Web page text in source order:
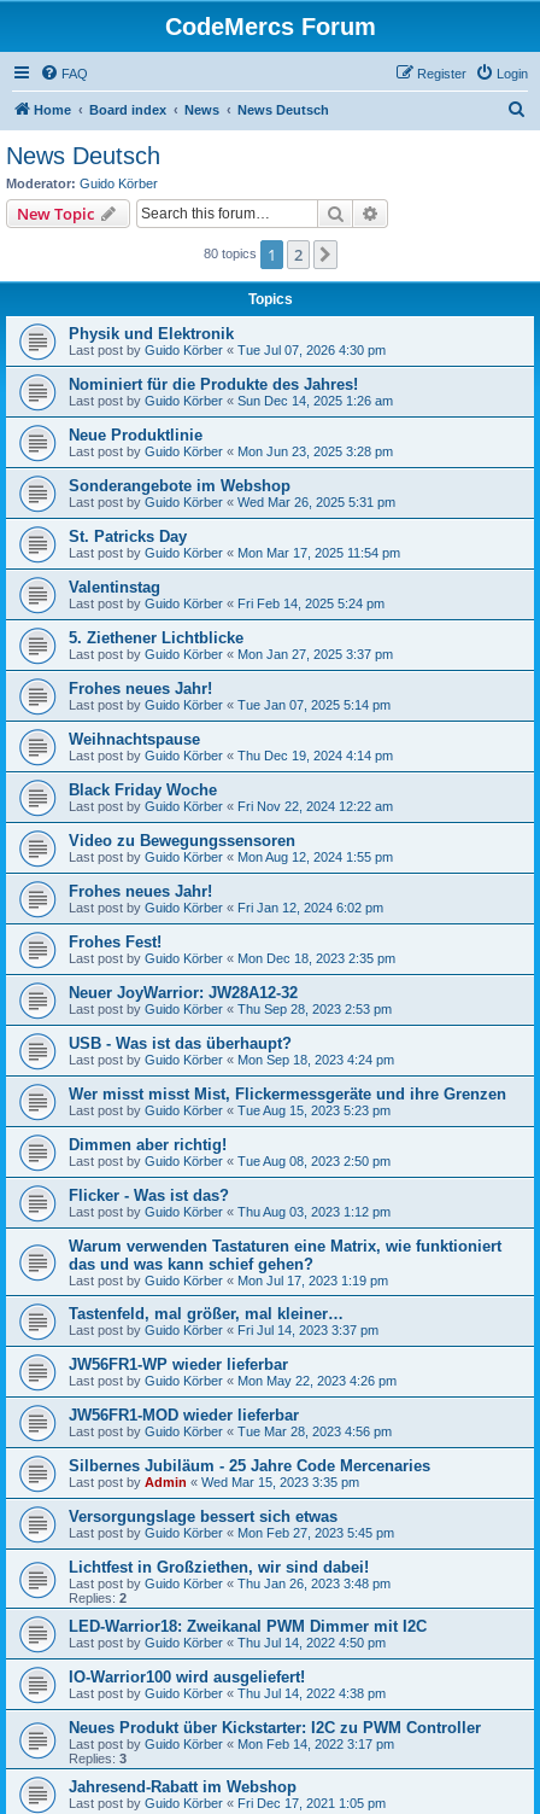
CodeMercs Forum
FAQ Login
Register
Home Board index News News Deutsch
News Deutsch
Moderator: Guido Körber
New Topic Search
80 topics 1 2
Topics
Physik und Elektronik
Last post by Guido Körber « Tue Jul 07, 2026 4:30 pm
Nominiert für die Produkte des Jahres!
Last post by Guido Körber « Sun Dec 14, 2025 1:26 am
Neue Produktlinie
Last post by Guido Körber « Mon Jun 23, 2025 3:28 pm
Sonderangebote im Webshop
Last post by Guido Körber « Wed Mar 26, 2025 5:31 pm
St. Patricks Day
Last post by Guido Körber « Mon Mar 17, 2025 11:54 pm
Valentinstag
Last post by Guido Körber « Fri Feb 14, 2025 5:24 pm
5. Ziethener Lichtblicke
Last post by Guido Körber « Mon Jan 27, 2025 3:37 pm
Frohes neues Jahr!
Last post by Guido Körber « Tue Jan 07, 2025 5:14 pm
Weihnachtspause
Last post by Guido Körber « Thu Dec 19, 2024 4:14 pm
Black Friday Woche
Last post by Guido Körber « Fri Nov 22, 2024 12:22 am
Video zu Bewegungssensoren
Last post by Guido Körber « Mon Aug 12, 2024 1:55 pm
Frohes neues Jahr!
Last post by Guido Körber « Fri Jan 12, 2024 6:02 pm
Frohes Fest!
Last post by Guido Körber « Mon Dec 18, 2023 2:35 pm
Neuer JoyWarrior: JW28A12-32
Last post by Guido Körber « Thu Sep 28, 2023 2:53 pm
USB - Was ist das überhaupt?
Last post by Guido Körber « Mon Sep 18, 2023 4:24 pm
Wer misst misst Mist, Flickermessgeräte und ihre Grenzen
Last post by Guido Körber « Tue Aug 15, 2023 5:23 pm
Dimmen aber richtig!
Last post by Guido Körber « Tue Aug 08, 2023 2:50 pm
Flicker - Was ist das?
Last post by Guido Körber « Thu Aug 03, 2023 1:12 pm
Warum verwenden Tastaturen eine Matrix, wie funktioniert
das und was kann schief gehen?
Last post by Guido Körber « Mon Jul 17, 2023 1:19 pm
Tastenfeld, mal größer, mal kleiner…
Last post by Guido Körber « Fri Jul 14, 2023 3:37 pm
JW56FR1-WP wieder lieferbar
Last post by Guido Körber « Mon May 22, 2023 4:26 pm
JW56FR1-MOD wieder lieferbar
Last post by Guido Körber « Tue Mar 28, 2023 4:56 pm
Silbernes Jubiläum - 25 Jahre Code Mercenaries
Last post by Admin « Wed Mar 15, 2023 3:35 pm
Versorgungslage bessert sich etwas
Last post by Guido Körber « Mon Feb 27, 2023 5:45 pm
Lichtfest in Großziethen, wir sind dabei!
Last post by Guido Körber « Thu Jan 26, 2023 3:48 pm
Replies: 2
LED-Warrior18: Zweikanal PWM Dimmer mit I2C
Last post by Guido Körber « Thu Jul 14, 2022 4:50 pm
IO-Warrior100 wird ausgeliefert!
Last post by Guido Körber « Thu Jul 14, 2022 4:38 pm
Neues Produkt über Kickstarter: I2C zu PWM Controller
Last post by Guido Körber « Mon Feb 14, 2022 3:17 pm
Replies: 3
Jahresend-Rabatt im Webshop
Last post by Guido Körber « Fri Dec 17, 2021 1:05 pm